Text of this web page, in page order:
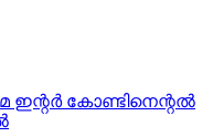
ഇന്റര്‍ കോണ്ടിനെന്റല്‍